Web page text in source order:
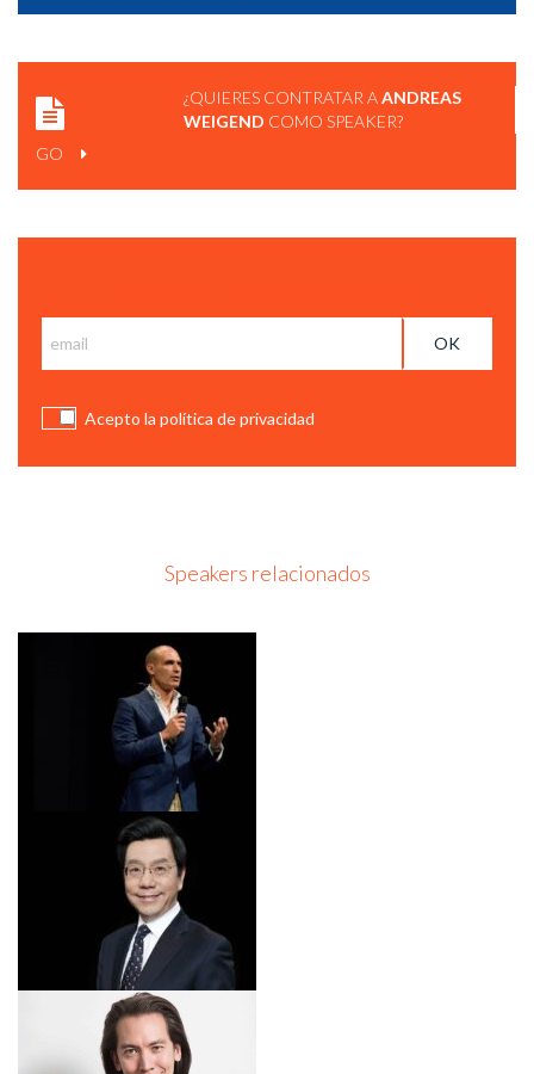
¿QUIERES CONTRATAR AANDREAS
WEIGEND COMO SPEAKER?
GO
Acepto la política de privacidad
Speakers relacionados